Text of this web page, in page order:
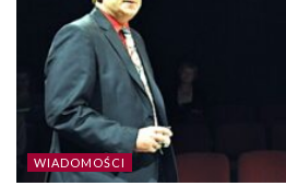
WIADOMOŚCI